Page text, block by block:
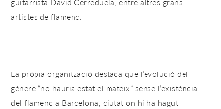
artistes de flamenc.
La pròpia organització destaca que l’evolució del
gènere “no hauria estat el mateix” sense l’existència
del flamenc a Barcelona, ​​ciutat on hi ha hagut